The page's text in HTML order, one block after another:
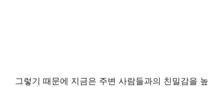
그렇기 때문에 지금은 주변 사람들과의 친밀감을 높